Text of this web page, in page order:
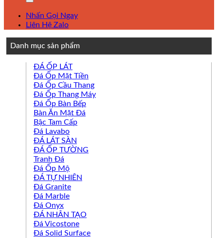
Nhấn Gọi Ngay
Liên Hệ Zalo
Danh mục sản phẩm
ĐÁ ỐP LÁT
Đá Ốp Mặt Tiền
Đá Ốp Cầu Thang
Đá Ốp Thang Máy
Đá Ốp Bàn Bếp
Bàn Ăn Mặt Đá
Bậc Tam Cấp
Đá Lavabo
ĐÁ LÁT SÀN
ĐÁ ỐP TƯỜNG
Tranh Đá
Đá Ốp Mộ
ĐÁ TỰ NHIÊN
Đá Granite
Đá Marble
Đá Onyx
ĐÁ NHÂN TẠO
Đá Vicostone
Đá Solid Surface